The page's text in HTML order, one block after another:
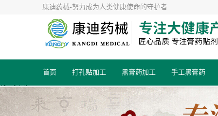
康迪药械-努力成为人类健康使命的守护者
首页 打孔贴加工 黑膏药加工 手工黑膏药